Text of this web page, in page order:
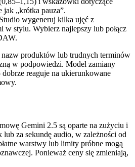
jak „krótka pauza”.
wygeneruj kilka ujęć z
w stylu. Wybierz najlepszy lub połącz
produktów lub trudnych terminów
w podpowiedzi. Model zamiany
reaguje na ukierunkowane
Gemini 2.5 są oparte na zużyciu i
lub za sekundę audio, w zależności od
warstwy lub limity próbne mogą
Ponieważ ceny się zmieniają,